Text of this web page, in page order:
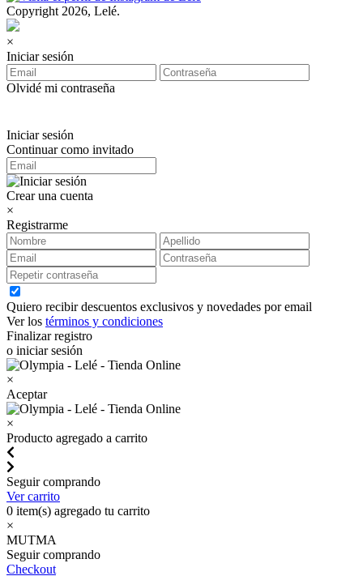
Copyright 2026, Lelé.
×
Iniciar sesión
Olvidé mi contraseña
Iniciar sesión
Continuar como invitado
Crear una cuenta
×
Registrarme
Quiero recibir descuentos exclusivos y novedades por email
Ver los términos y condiciones
Finalizar registro
o iniciar sesión
×
Aceptar
×
Producto agregado a carrito
Seguir comprando
Ver carrito
0 item(s) agregado tu carrito
×
MUTMA
Seguir comprando
Checkout